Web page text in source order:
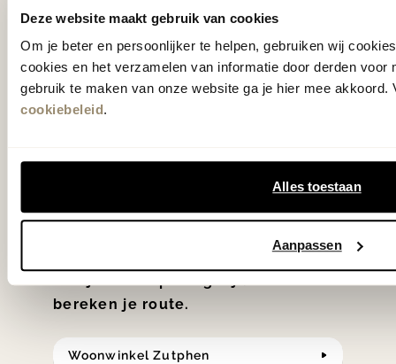
Deze website maakt gebruik van cookies
Om je beter en persoonlijker te helpen, gebruiken wij
cookies en het verzamelen van informatie door derden voor
gebruik te maken van onze website ga je hier mee akkoord.
cookiebeleid.
Alles toestaan
Aanpassen
Wie kent het programma vtwonen
'Weer verliefd op je huis' niet? We
hebben met liefde de mooiste woon-,
klassiekers en de nieuwste ontwerpen
in verrassende materialen en kleuren!
bereken je route.
Woonwinkel Zutphen